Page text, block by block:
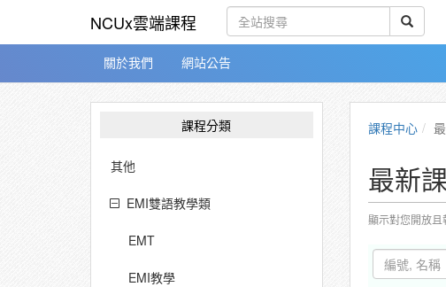
NCUx雲端課程
關於我們 網站公告
課程分類
其他
EMI雙語教學類
EMT
EMI教學
課程中心
最新
顯示對您開放且